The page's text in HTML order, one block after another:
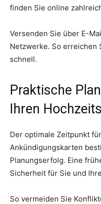
finden Sie online
Versenden Sie über E-
Netzwerke. So erreichen
schnell.
Praktische
Ihren
Der optimale Zeitpunkt
Ankündigungskarten
Planungserfolg. Eine
Sicherheit für Sie und Ihre
So vermeiden Sie